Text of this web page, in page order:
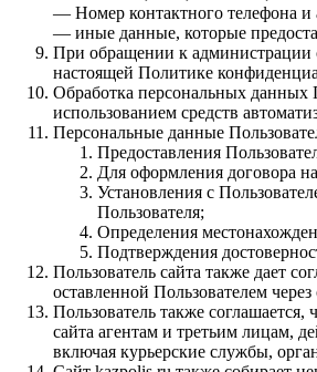
— Номер контактного телефона и
— иные данные, которые
При обращении к администрации
настоящей Политике
Обработка персональных данных
использованием средств
Персональные данные
Предоставления
Для оформления договора
Установления с
Пользователя;
Определения
Подтверждения
Пользователь сайта также дает
оставленной Пользователем через
Пользователь также
сайта агентам и третьим лицам,
включая курьерские службы,